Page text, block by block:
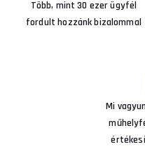
Több, mint 30 ezer ügyfél
fordult hozzánk bizalommal
Mi